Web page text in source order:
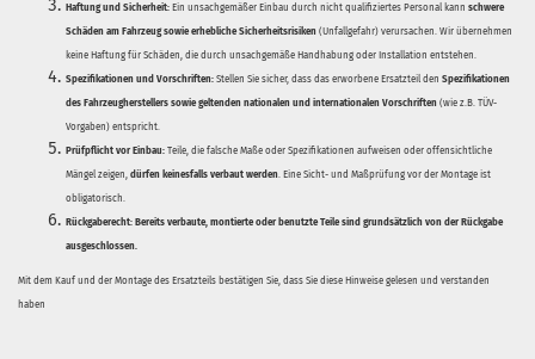
Haftung und Sicherheit: Ein unsachgemäßer Einbau durch nicht qualifiziertes Personal kann schwere
Schäden am Fahrzeug sowie erhebliche Sicherheitsrisiken (Unfallgefahr) verursachen. Wir übernehmen
keine Haftung für Schäden, die durch unsachgemäße Handhabung oder Installation entstehen.
Spezifikationen und Vorschriften: Stellen Sie sicher, dass das erworbene Ersatzteil den Spezifikationen
des Fahrzeugherstellers sowie geltenden nationalen und internationalen Vorschriften (wie z.B. TÜV-
Vorgaben) entspricht.
Prüfpflicht vor Einbau: Teile, die falsche Maße oder Spezifikationen aufweisen oder offensichtliche
Mängel zeigen, dürfen keinesfalls verbaut werden. Eine Sicht- und Maßprüfung vor der Montage ist
obligatorisch.
Rückgaberecht: Bereits verbaute, montierte oder benutzte Teile sind grundsätzlich von der Rückgabe
ausgeschlossen.
Mit dem Kauf und der Montage des Ersatzteils bestätigen Sie, dass Sie diese Hinweise gelesen und verstanden
haben